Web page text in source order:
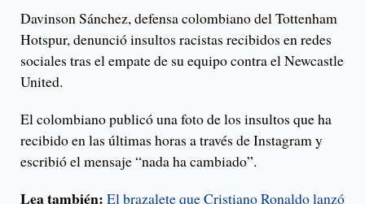
Davinson Sánchez, defensa colombiano del Tottenham
Hotspur, denunció insultos racistas recibidos en redes
sociales tras el empate de su equipo contra el Newcastle
United.
El colombiano publicó una foto de los insultos que ha
recibido en las últimas horas a través de Instagram y
escribió el mensaje “nada ha cambiado”.
Lea también: El brazalete que Cristiano Ronaldo lanzó